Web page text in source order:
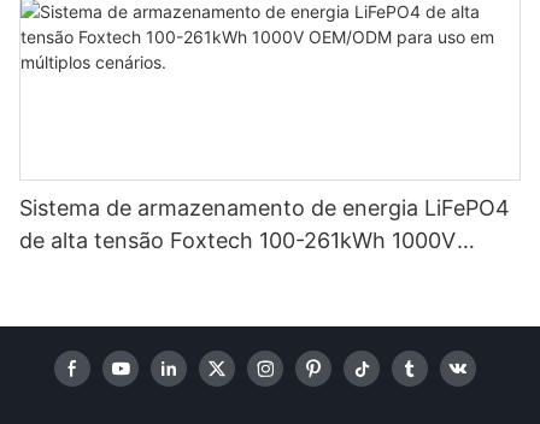
Sistema de armazenamento de energia LiFePO4
de alta tensão Foxtech 100-261kWh 1000V